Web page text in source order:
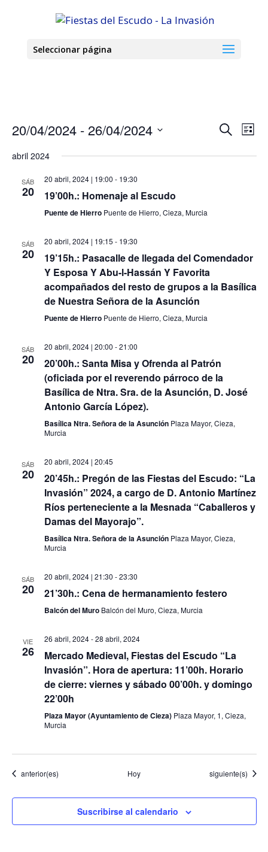
Seleccionar página
de
Buscar
de
Lista
20/04/2024 - 26/04/2024
fecha.
abril 2024
SÁB
20
20 abril, 2024 | 19:00 - 19:30
19’00h.: Homenaje al Escudo
Puente de Hierro Puente de Hierro, Cieza, Murcia
SÁB
20
20 abril, 2024 | 19:15 - 19:30
19’15h.: Pasacalle de llegada del Comendador
Y Esposa Y Abu-l-Hassán Y Favorita
acompañados del resto de grupos a la Basílica
de Nuestra Señora de la Asunción
Puente de Hierro Puente de Hierro, Cieza, Murcia
SÁB
20
20 abril, 2024 | 20:00 -21:00
20’00h.: Santa Misa y Ofrenda al Patrón
(oficiada por el reverendo párroco de la
Basílica de Ntra. Sra. de la Asunción, D. José
Antonio García López).
Basílica Ntra. Señora de la Asunción Plaza Mayor, Cieza,
Murcia
SÁB
20
20 abril, 2024 | 20:45
20’45h.: Pregón de las Fiestas del Escudo: “La
Invasión” 2024, a cargo de D. Antonio Martínez
Ríos perteneciente a la Mesnada “Caballeros y
Damas del Mayorajo”.
Basílica Ntra. Señora de la Asunción Plaza Mayor, Cieza,
Murcia
SÁB
20
20 abril, 2024 | 21:30 -23:30
21’30h.: Cena de hermanamiento festero
Balcón del Muro Balcón del Muro, Cieza, Murcia
VIE
26
26 abril, 2024-28 abril, 2024
Mercado Medieval, Fiestas del Escudo “La
Invasión”. Hora de apertura: 11’00h. Horario
de cierre: viernes y sábado 00’00h. y domingo
22’00h
Plaza Mayor (Ayuntamiento de Cieza) Plaza Mayor, 1, Cieza,
Murcia
Eventos
anterior(es) Hoy Eventos
siguiente(s)
Suscribirse al calendario